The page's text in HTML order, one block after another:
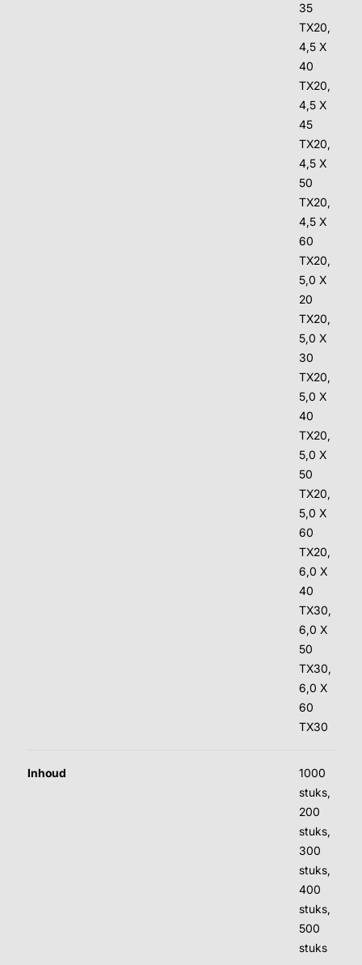
35
TX20,
4,5 X
40
TX20,
4,5 X
45
TX20,
4,5 X
50
TX20,
4,5 X
60
TX20,
5,0 X
20
TX20,
5,0 X
30
TX20,
5,0 X
40
TX20,
5,0 X
50
TX20,
5,0 X
60
TX20,
6,0 X
40
TX30,
6,0 X
50
TX30,
6,0 X
60
TX30
Inhoud
1000
stuks,
200
stuks,
300
stuks,
400
stuks,
500
stuks